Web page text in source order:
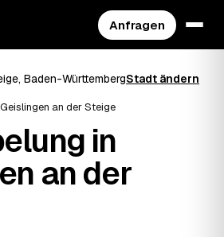
Anfragen
Baden-WürttembergStadt ändern
Geislingen an der Steige
in
an der